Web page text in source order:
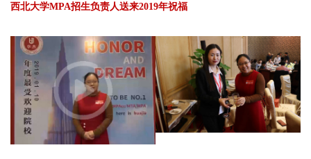
西北大学MPA招生负责人送来2019年祝福